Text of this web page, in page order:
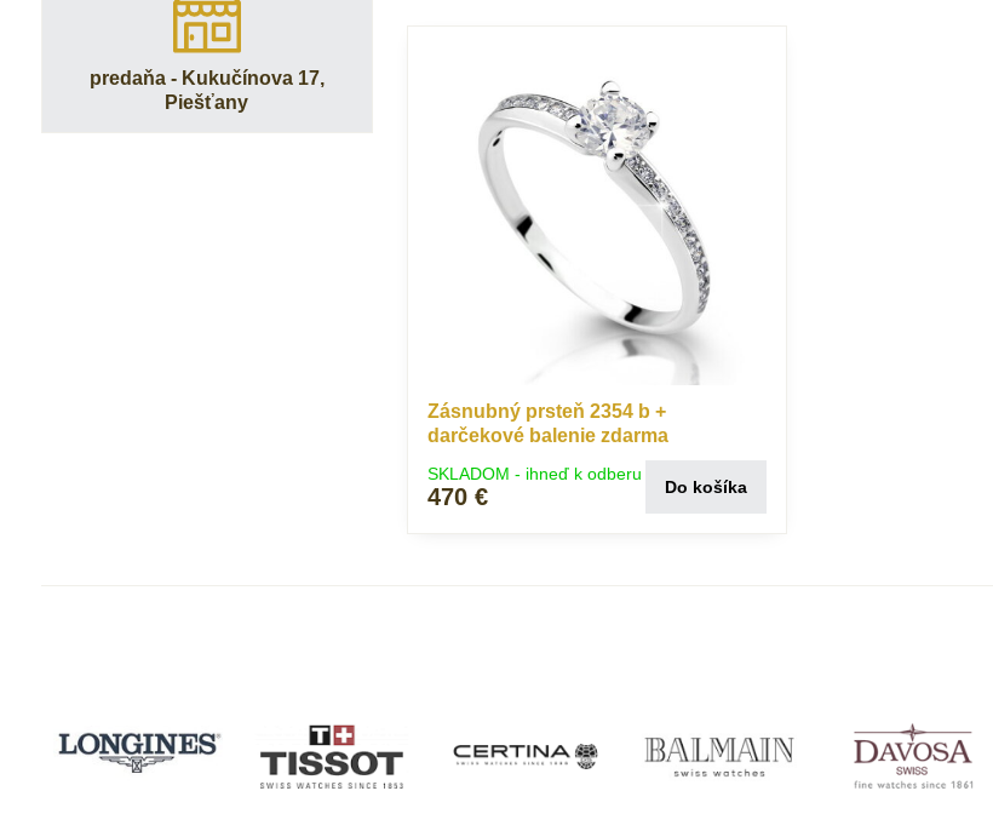
Zásnubný prsteň 2354 b +
darčekové balenie zdarma
SKLADOM - ihneď k odberu
470 € Do košíka
predaňa - Kukučínova 17,
Piešťany